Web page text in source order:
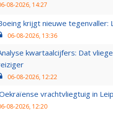
08-2026, 14:27
krijgt nieuwe
06-08-2026, 13:36
kwartaalcijfers: Dat
06-08-2026, 12:22
vrachtvliegtuig in
08-2026, 12:20